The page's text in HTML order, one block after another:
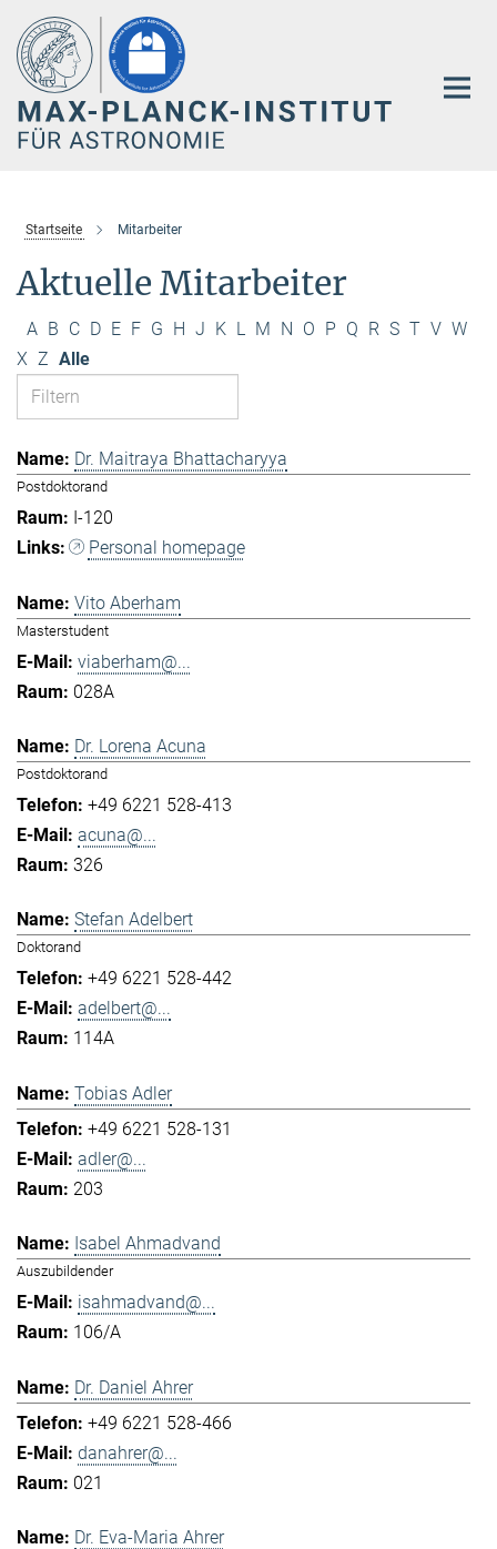
Hauptinhalt
Startseite Mitarbeiter
Aktuelle Mitarbeiter
A B C D E F G H J K L M N O P Q R S T V W
X Z Alle
Dr. Maitraya Bhattacharyya
Postdoktorand
I-120
Personal homepage
Vito Aberham
Masterstudent
viaberham@...
028A
Dr. Lorena Acuna
Postdoktorand
+49 6221 528-413
acuna@...
326
Stefan Adelbert
Doktorand
+49 6221 528-442
adelbert@...
114A
Tobias Adler
+49 6221 528-131
adler@...
203
Isabel Ahmadvand
Auszubildender
isahmadvand@...
106/A
Dr. Daniel Ahrer
+49 6221 528-466
danahrer@...
021
Dr. Eva-Maria Ahrer